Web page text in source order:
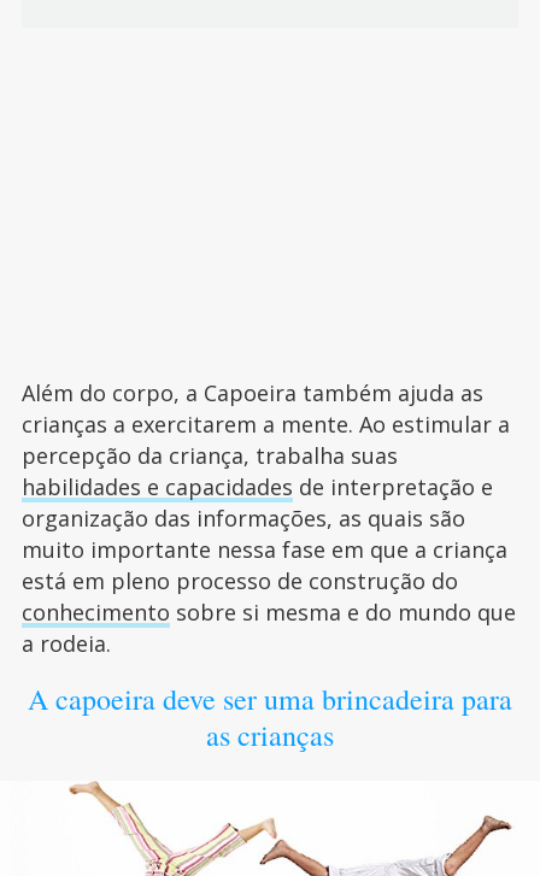
Além do corpo, a Capoeira também ajuda as
crianças a exercitarem a mente. Ao estimular a
percepção da criança, trabalha suas
habilidades e capacidades de interpretação e
organização das informações, as quais são
muito importante nessa fase em que a criança
está em pleno processo de construção do
conhecimento sobre si mesma e do mundo que
a rodeia.
A capoeira deve ser uma brincadeira para
as crianças